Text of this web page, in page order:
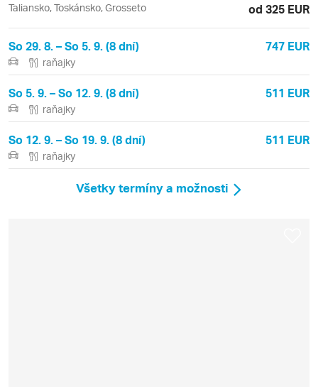
Taliansko, Toskánsko, Grosseto od 325 EUR
So 29. 8. – So 5. 9. (8 dní) 747 EUR
raňajky
So 5. 9. – So 12. 9. (8 dní) 511 EUR
raňajky
So 12. 9. – So 19. 9. (8 dní) 511 EUR
raňajky
Všetky termíny a možnosti